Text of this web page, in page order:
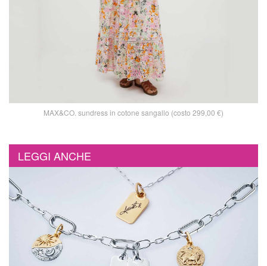
MAX&CO. sundress in cotone sangallo (costo 299,00 €)
LEGGI ANCHE